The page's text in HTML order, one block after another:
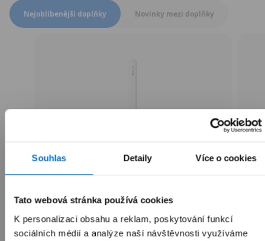
Souhlas Detaily Více o cookies
Tato webová stránka používá cookies
K personalizaci obsahu a reklam, poskytování funkcí
sociálních médií a analýze naší návštěvnosti využíváme
Přepnout zobrazení produktů
Nejoblíbenější doplňky Novinky mezi doplňky
Apple Pencil (USB-C)